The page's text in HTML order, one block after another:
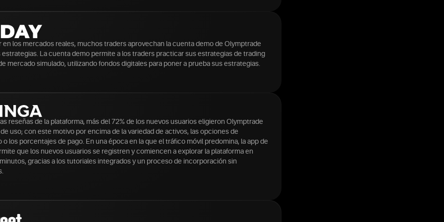
en los mercados reales, muchos traders aprovechan la cuenta demo de Olymptrade
estrategias. La cuenta demo permite a los traders practicar sus estrategias de trading
mercado simulado, utilizando fondos digitales para poner a prueba sus estrategias.
reseñas de la plataforma, más del 72% de los nuevos usuarios eligieron Olymptrade
uso; con este motivo por encima de la variedad de activos, las opciones de
o los porcentajes de pago. En una época en la que el tráfico móvil predomina, la app de
que los nuevos usuarios se registren y comiencen a explorar la plataforma en
gracias a los tutoriales integrados y un proceso de incorporación sin